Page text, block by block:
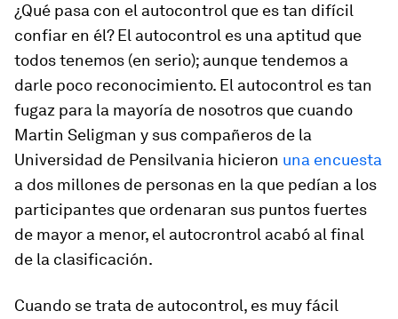
¿Qué pasa con el autocontrol que es tan difícil
confiar en él? El autocontrol es una aptitud que
todos tenemos (en serio); aunque tendemos a
darle poco reconocimiento. El autocontrol es tan
fugaz para la mayoría de nosotros que cuando
Martin Seligman y sus compañeros de la
Universidad de Pensilvania hicieron una encuesta
a dos millones de personas en la que pedían a los
participantes que ordenaran sus puntos fuertes
de mayor a menor, el autocrontrol acabó al final
de la clasificación.
Cuando se trata de autocontrol, es muy fácil